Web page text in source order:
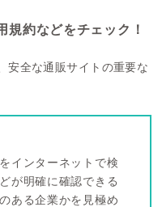
規約などをチェック！
安全な通販サイトの重要な
インターネットで検
が明確に確認できる
ある企業かを見極め